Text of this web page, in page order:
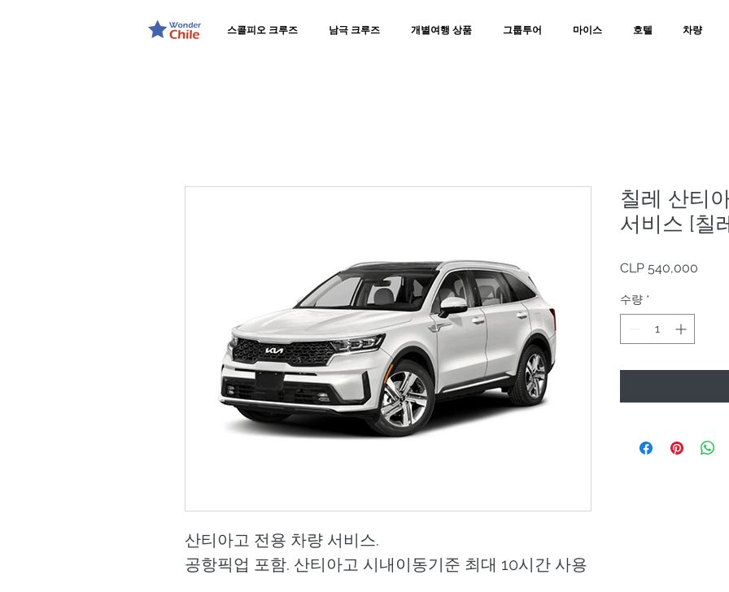
스콜피오 크루즈 남극 크루즈 개별여행 상품 그룹투어 마이스 호텔 차량
산티아고 전용 차량 서비스.
공항픽업 포함. 산티아고 시내이동기준 최대 10시간 사용
칠레 산티
서비스 [칠
CLP 540,000
수량 *